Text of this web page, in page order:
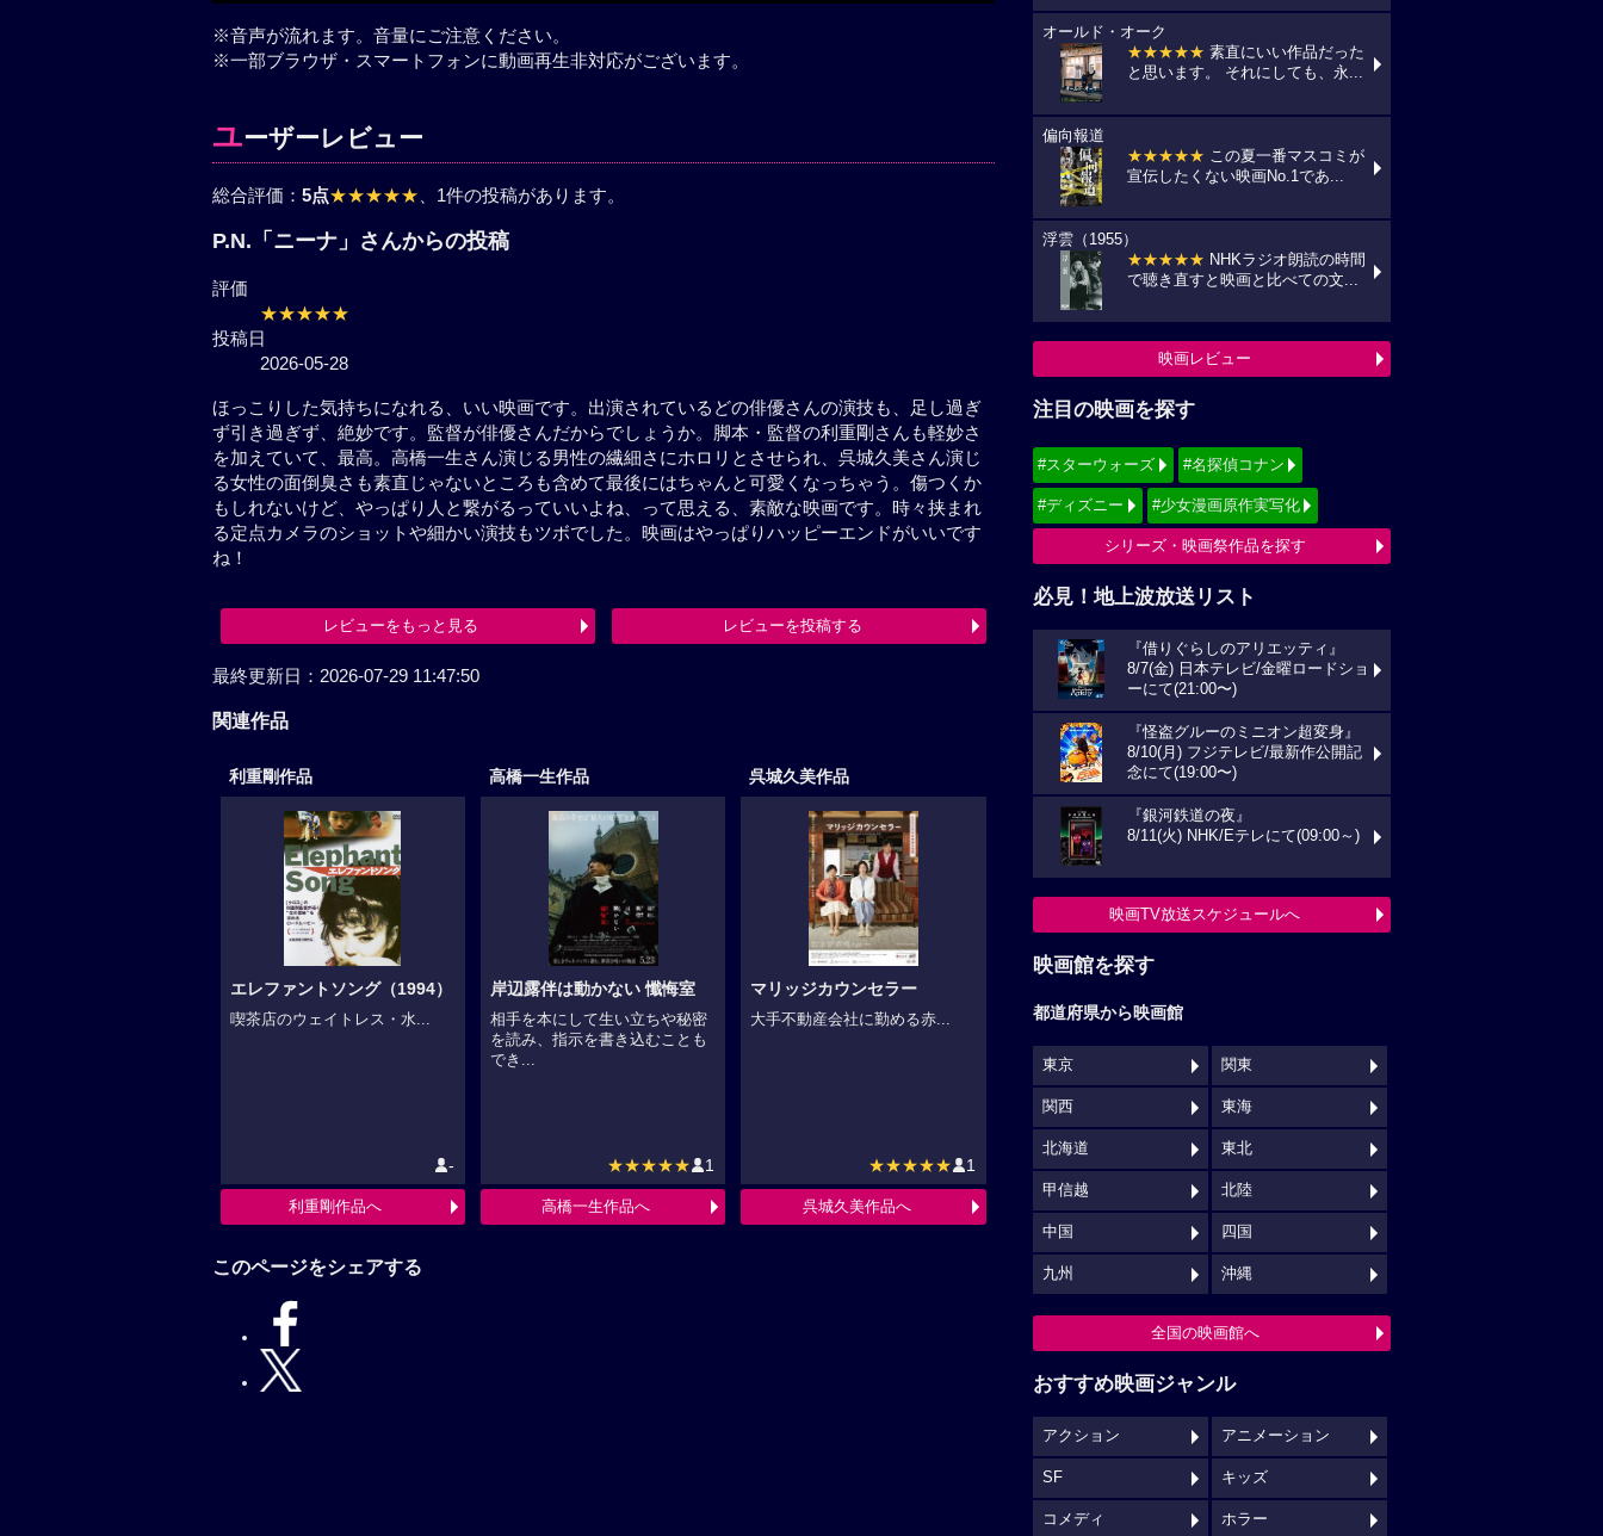
※音声が流れます。音量にご注意ください。
※一部ブラウザ・スマートフォンに動画再生非対応がございます。
ユーザーレビュー
総合評価： 5点★★★★★ 、1件の投稿があります。
P.N.「ニーナ」さんからの投稿
評価
★★★★★
投稿日
2026-05-28
ほっこりした気持ちになれる、いい映画です。出演されているどの俳優さんの演技も、足し過ぎ
ず引き過ぎず、絶妙です。監督が俳優さんだからでしょうか。脚本・監督の利重剛さんも軽妙さ
を加えていて、最高。高橋一生さん演じる男性の繊細さにホロリとさせられ、呉城久美さん演じ
る女性の面倒臭さも素直じゃないところも含めて最後にはちゃんと可愛くなっちゃう。傷つくか
もしれないけど、やっぱり人と繋がるっていいよね、って思える、素敵な映画です。時々挟まれ
る定点カメラのショットや細かい演技もツボでした。映画はやっぱりハッピーエンドがいいです
ね！
レビューをもっと見る レビューを投稿する
最終更新日：2026-07-29 11:47:50
関連作品
利重剛作品
エレファントソング（1994）
喫茶店のウェイトレス・水...
-
利重剛作品へ
高橋一生作品
岸辺露伴は動かない 懺悔室
相手を本にして生い立ちや秘密
を読み、指示を書き込むことも
でき...
★★★★★ 1
高橋一生作品へ
呉城久美作品
マリッジカウンセラー
大手不動産会社に勤める赤...
★★★★★ 1
呉城久美作品へ
このページをシェアする
オールド・オーク
★★★★★ 素直にいい作品だった
と思います。 それにしても、永...
偏向報道
★★★★★ この夏一番マスコミが
宣伝したくない映画No.1であ...
浮雲（1955）
★★★★★ NHKラジオ朗読の時間
で聴き直すと映画と比べての文...
映画レビュー
注目の映画を探す
#スターウォーズ #名探偵コナン
#ディズニー #少女漫画原作実写化
シリーズ・映画祭作品を探す
必見！地上波放送リスト
『借りぐらしのアリエッティ』
8/7(金) 日本テレビ/金曜ロードショ
ーにて(21:00〜)
『怪盗グルーのミニオン超変身』
8/10(月) フジテレビ/最新作公開記
念にて(19:00〜)
『銀河鉄道の夜』
8/11(火) NHK/Eテレにて(09:00～)
映画TV放送スケジュールへ
映画館を探す
都道府県から映画館
東京 関東
関西 東海
北海道 東北
甲信越 北陸
中国 四国
九州 沖縄
全国の映画館へ
おすすめ映画ジャンル
アクション アニメーション
SF キッズ
コメディ ホラー